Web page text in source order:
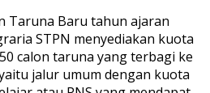
Taruna Baru tahun ajaran
STPN menyediakan kuota
calon taruna yang terbagi ke
jalur umum dengan kuota